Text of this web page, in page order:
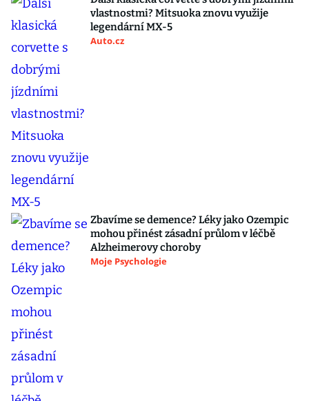
vlastnostmi? Mitsuoka znovu využije
legendární MX-5
Auto.cz
Zbavíme se demence? Léky jako Ozempic
mohou přinést zásadní průlom v léčbě
Alzheimerovy choroby
Moje Psychologie